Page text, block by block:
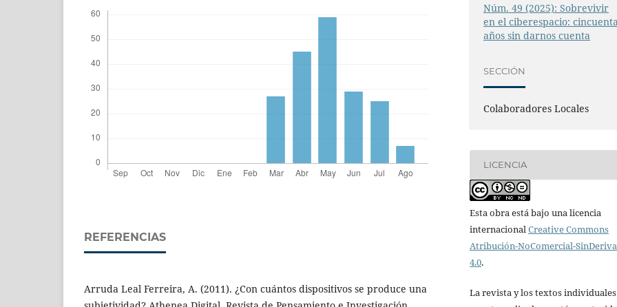
REFERENCIAS
Arruda Leal Ferreira, A. (2011). ¿Con cuántos dispositivos se produce una
Núm. 49 (2025): Sobrevivir
en el ciberespacio:
años sin darnos cuenta
SECCIÓN
Colaboradores Locales
LICENCIA
Esta obra está bajo una licencia
internacionalCreative Commons
Atribución-NoComercial-
4.0.
La revista y los textos